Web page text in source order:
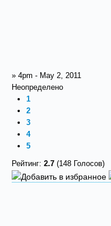
» 4pm - May 2, 2011
Неопределено
1
2
3
4
5
Рейтинг: 2.7 (148 Голосов)